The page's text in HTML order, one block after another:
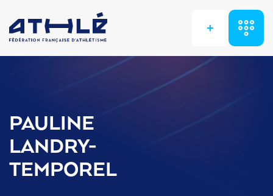
+
PAULINE
LANDRY-
TEMPOREL